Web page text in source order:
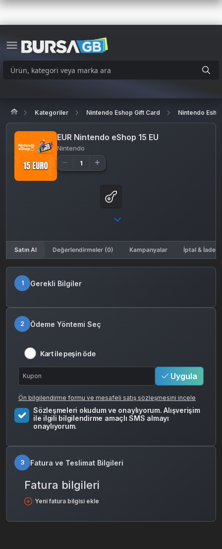
Kategoriler Nintendo Eshop Gift Card Nintendo
EUR Nintendo eShop 15 EU
Nintendo
Satın Al Değerlendirmeler (0) Kampanyalar İptal & İade
1 Gerekli Bilgiler
2 Ödeme Yöntemi Seç
Kart ile peşin öde
Uygula
Ön bilgilendirme formu ve mesafeli satış sözleşmesini incele
Sözleşmeleri okudum ve onaylıyorum. Alışverişim
ile ilgili bilgilendirme amaçlı SMS almayı
onaylıyorum.
3 Fatura ve Teslimat Bilgileri
Fatura bilgileri
Yeni fatura bilgisi ekle